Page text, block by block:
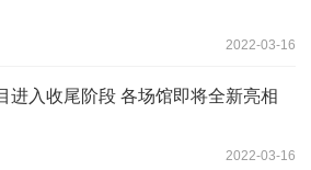
2022-03-16
进入收尾阶段 各场馆即将全新亮相
2022-03-16